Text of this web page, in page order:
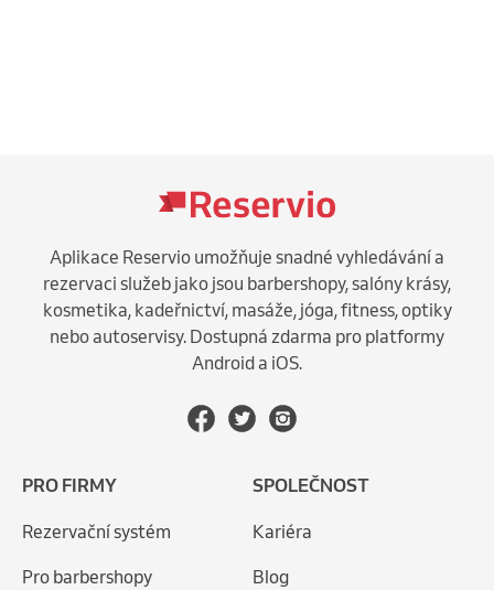
Aplikace Reservio umožňuje snadné vyhledávání a
rezervaci služeb jako jsou barbershopy, salóny krásy,
kosmetika, kadeřnictví, masáže, jóga, fitness, optiky
nebo autoservisy. Dostupná zdarma pro platformy
Android a iOS.
PRO FIRMY
Rezervační systém
Pro barbershopy
SPOLEČNOST
Kariéra
Blog